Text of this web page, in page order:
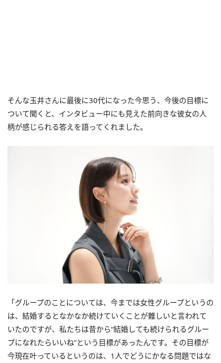
そんな玉井さんに最後に30代になった今思う、今後の目標に
ついて聞くと、インタビュー中にも見えた前向きな彼女の人
柄が感じられる答えを語ってくれました。
「グループのことについては、今までは女性グループというの
は、結婚するとなかなか続けていくことが難しいと言われて
いたのですが、私たちは昔から“結婚しても続けられるグルー
プになれたらいいね”という目標があったんです。その目標が
今現在叶っているというのは、1人でどうにかなる問題ではな